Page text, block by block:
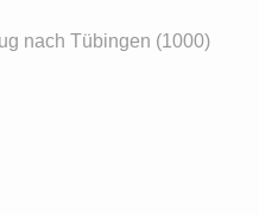
nach Tübingen (1000)